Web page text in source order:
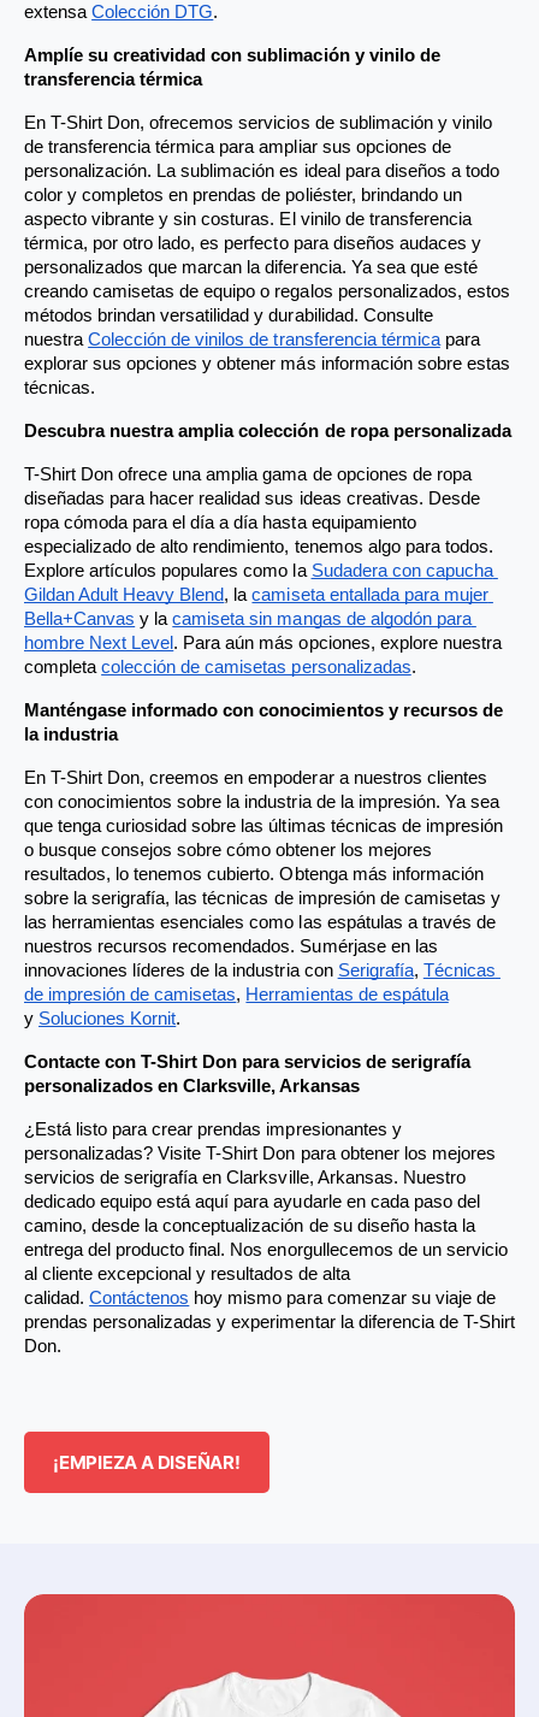
extensa Colección DTG.
Amplíe su creatividad con sublimación y vinilo de
transferencia térmica
En T-Shirt Don, ofrecemos servicios de sublimación y vinilo
de transferencia térmica para ampliar sus opciones de
personalización. La sublimación es ideal para diseños a todo
color y completos en prendas de poliéster, brindando un
aspecto vibrante y sin costuras. El vinilo de transferencia
térmica, por otro lado, es perfecto para diseños audaces y
personalizados que marcan la diferencia. Ya sea que esté
creando camisetas de equipo o regalos personalizados, estos
métodos brindan versatilidad y durabilidad. Consulte
nuestra Colección de vinilos de transferencia térmica para
explorar sus opciones y obtener más información sobre estas
técnicas.
Descubra nuestra amplia colección de ropa personalizada
T-Shirt Don ofrece una amplia gama de opciones de ropa
diseñadas para hacer realidad sus ideas creativas. Desde
ropa cómoda para el día a día hasta equipamiento
especializado de alto rendimiento, tenemos algo para todos.
Explore artículos populares como la Sudadera con capucha
Gildan Adult Heavy Blend, la camiseta entallada para mujer
Bella+Canvas y la camiseta sin mangas de algodón para
hombre Next Level . Para aún más opciones, explore nuestra
completa colección de camisetas personalizadas.
Manténgase informado con conocimientos y recursos de
la industria
En T-Shirt Don, creemos en empoderar a nuestros clientes
con conocimientos sobre la industria de la impresión. Ya sea
que tenga curiosidad sobre las últimas técnicas de impresión
o busque consejos sobre cómo obtener los mejores
resultados, lo tenemos cubierto. Obtenga más información
sobre la serigrafía, las técnicas de impresión de camisetas y
las herramientas esenciales como las espátulas a través de
nuestros recursos recomendados. Sumérjase en las
innovaciones líderes de la industria con Serigrafía, Técnicas
de impresión de camisetas, Herramientas de espátula
y Soluciones Kornit.
Contacte con T-Shirt Don para servicios de serigrafía
personalizados en Clarksville, Arkansas
¿Está listo para crear prendas impresionantes y
personalizadas? Visite T-Shirt Don para obtener los mejores
servicios de serigrafía en Clarksville, Arkansas. Nuestro
dedicado equipo está aquí para ayudarle en cada paso del
camino, desde la conceptualización de su diseño hasta la
entrega del producto final. Nos enorgullecemos de un servicio
al cliente excepcional y resultados de alta
calidad. Contáctenos hoy mismo para comenzar su viaje de
prendas personalizadas y experimentar la diferencia de T-Shirt
Don.
¡EMPIEZA A DISEÑAR!